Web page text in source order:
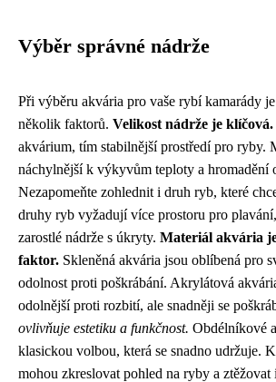
Výběr správné nádrže
Při výběru akvária pro vaše rybí kamarády
několik faktorů. Velikost nádrže je klíčová.
akvárium, tím stabilnější prostředí pro ryby.
náchylnější k výkyvům teploty a hromadění
Nezapomeňte zohlednit i druh ryb, které
druhy ryb vyžadují více prostoru pro
zarostlé nádrže s úkryty. Materiál akvária
faktor. Skleněná akvária jsou oblíbená pro
odolnost proti poškrábání. Akrylátová
odolnější proti rozbití, ale snadněji se
ovlivňuje estetiku a funkčnost. Obdélníkové
klasickou volbou, která se snadno udržuje.
mohou zkreslovat pohled na ryby a ztěžovat